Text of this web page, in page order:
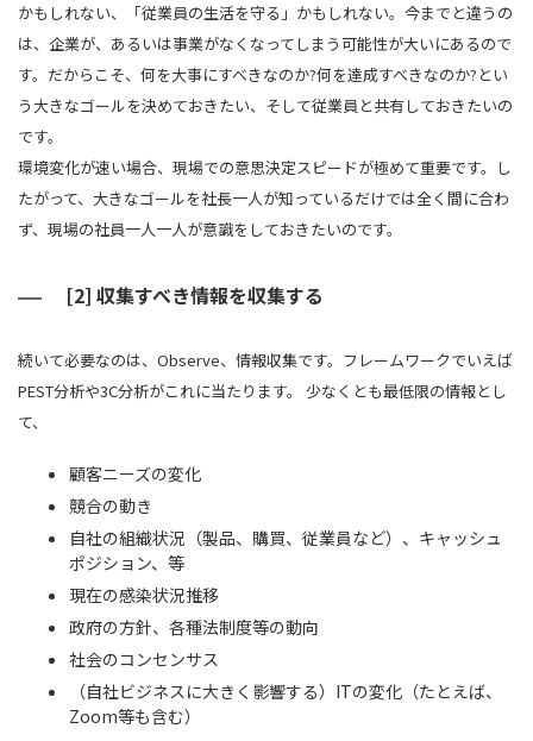
かもしれない、「従業員の生活を守る」かもしれない。今までと違うの
は、企業が、あるいは事業がなくなってしまう可能性が大いにあるので
す。だからこそ、何を大事にすべきなのか?何を達成すべきなのか?とい
う大きなゴールを決めておきたい、そして従業員と共有しておきたいの
です。
環境変化が速い場合、現場での意思決定スピードが極めて重要です。し
たがって、大きなゴールを社長一人が知っているだけでは全く間に合わ
ず、現場の社員一人一人が意識をしておきたいのです。
[2] 収集すべき情報を収集する
続いて必要なのは、Observe、情報収集です。フレームワークでいえば
PEST分析や3C分析がこれに当たります。 少なくとも最低限の情報とし
て、
顧客ニーズの変化
競合の動き
自社の組織状況（製品、購買、従業員など）、キャッシュ
ポジション、等
現在の感染状況推移
政府の方針、各種法制度等の動向
社会のコンセンサス
（自社ビジネスに大きく影響する）ITの変化（たとえば、
Zoom等も含む）